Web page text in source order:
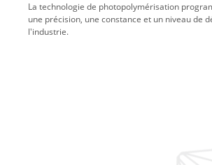
La technologie de photopolymérisation
une précision, une constance et un niveau de
l'industrie.